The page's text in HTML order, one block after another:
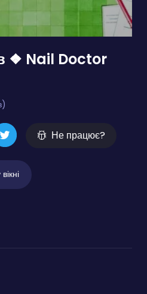
❖ Nail Doctor
Не працює?